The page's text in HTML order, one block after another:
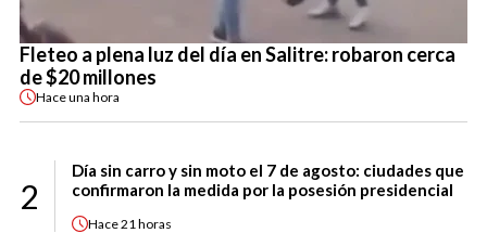
Fleteo a plena luz del día en Salitre: robaron cerca
de $20 millones
Haceuna hora
2
Día sin carro y sin moto el 7 de agosto: ciudades que
confirmaron la medida por la posesión presidencial
Hace21 horas